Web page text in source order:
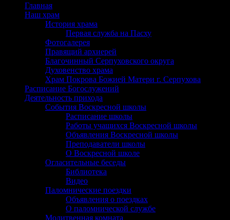
Главная
Наш храм
История храма
Первая служба на Пасху
Фотогалерея
Правящий архиерей
Благочинный Серпуховского округа
Духовенство храма
Храм Покрова Божией Матери г. Серпухова
Расписание Богослужений
Деятельность прихода
События Воскресной школы
Расписание школы
Работы учащихся Воскресной школы
Объявления Воскресной школы
Преподаватели школы
О Воскресной школе
Огласительные беседы
Библиотека
Видео
Паломнические поездки
Объявления о поездках
О паломнической службе
Молитвенная комната